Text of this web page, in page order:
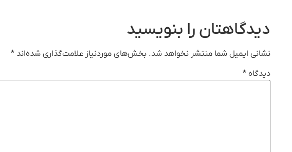
دیدگاهتان را بنویسید
نشانی ایمیل شما منتشر نخواهد شد. بخش‌های موردنیاز علامت‌گذاری شده‌اند *
دیدگاه *